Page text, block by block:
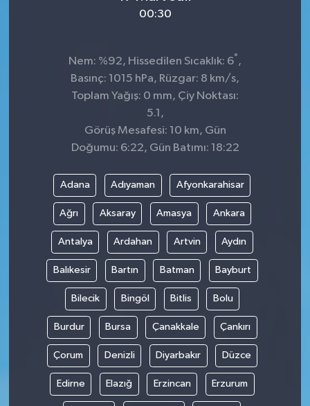
00:30
Nem: %92, Hissedilen Sıcaklık: 6° ,
Basınç: 1015 hPa, Rüzgar: 8 km/s,
Toplam Yağış: 0 mm, Çiy Noktası:
5.1,
Görüş Mesafesi: 10 km, Gün
Doğumu: 6:22, Gün Batımı: 18:22
Adana Adıyaman Afyonkarahisar
Ağrı Aksaray Amasya Ankara
Antalya Ardahan Artvin Aydın
Balıkesir Bartın Batman Bayburt
Bilecik Bingöl Bitlis Bolu
Burdur Bursa Çanakkale Çankırı
Çorum Denizli Diyarbakır Düzce
Edirne Elazığ Erzincan Erzurum